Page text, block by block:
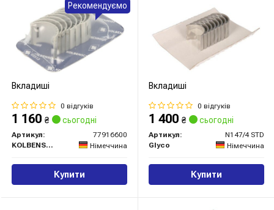
Вкладиші
0 відгуків
1 160 ₴ сьогодні
Артикул:
77916600
KOLBENSCHMIDT
Німеччина
Купити
Рекомендуємо
Вкладиші
0 відгуків
1 400 ₴ сьогодні
Артикул:
N147/4 STD
Glyco
Німеччина
Купити